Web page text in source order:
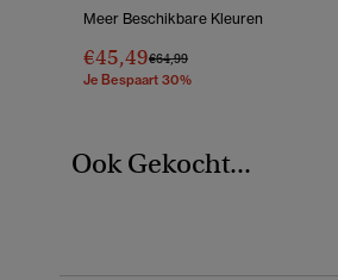
Meer Beschikbare Kleuren
€45,49Prijs Verlaagd Van
€64,99Naar
Je Bespaart 30%
Ook Gekocht...